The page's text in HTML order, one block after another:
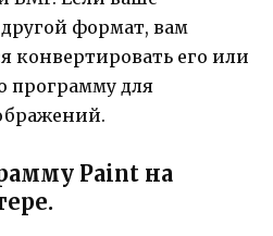
формат, вам
конвертировать его или
программу для
Paint на